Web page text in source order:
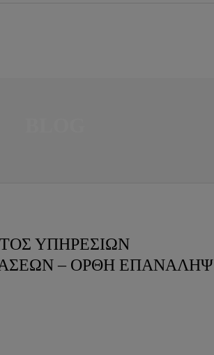
ΥΠΗΡΕΣΙΩΝ
– ΟΡΘΗ ΕΠΑΝΑΛΗΨ